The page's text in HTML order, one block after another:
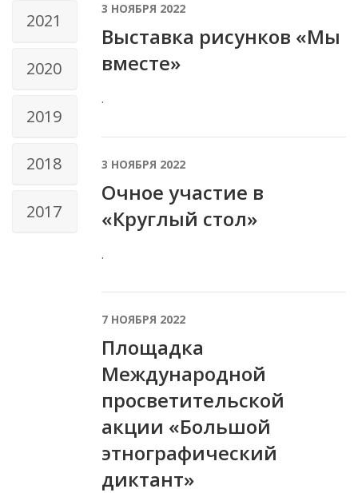
2021
2020
2019
2018
2017
3 НОЯБРЯ 2022
Выставка рисунков «Мы
вместе»
.
3 НОЯБРЯ 2022
Очное участие в
«Круглый стол»
.
7 НОЯБРЯ 2022
Площадка
Международной
просветительской
акции «Большой
этнографический
диктант»